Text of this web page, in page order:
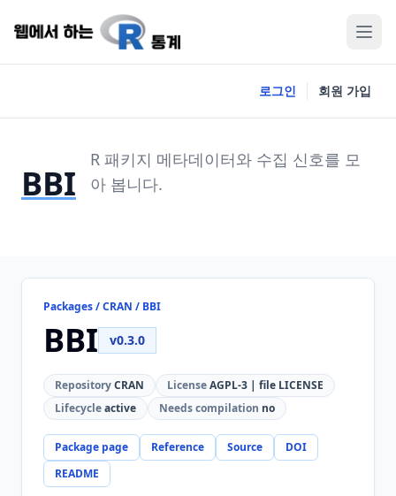
로그인 회원 가입
BBI
R 패키지 메타데이터와 수집 신호를 모
아 봅니다.
Packages / CRAN / BBI
BBI v0.3.0
RepositoryCRAN LicenseAGPL-3 | file LICENSE
Lifecycleactive Needs compilation no
Package page Reference Source
DOI
README